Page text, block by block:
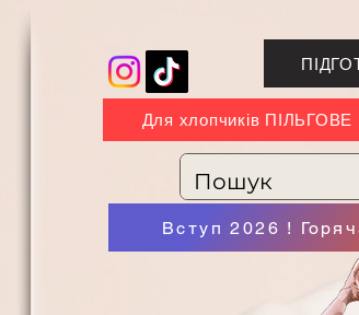
Вступ 2026 !
Для хлопчиків